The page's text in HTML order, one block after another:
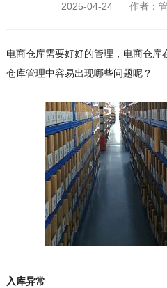
2025-04-24 作者：
电商仓库需要好好的管理，电商仓
仓库管理中容易出现哪些问题呢？
入库异常